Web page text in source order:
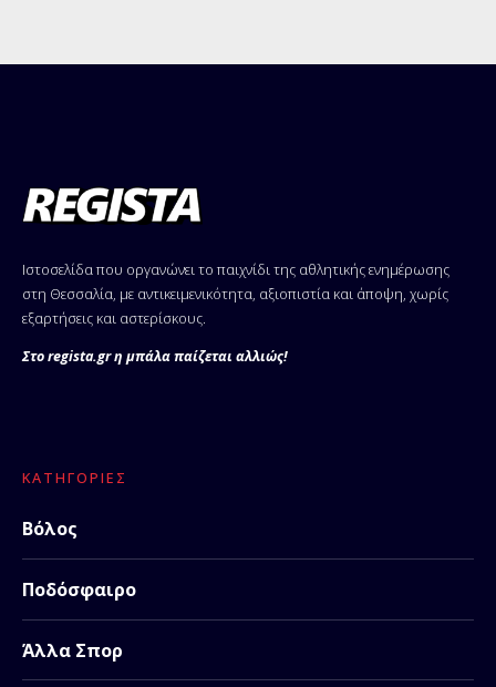
Ιστοσελίδα που οργανώνει το παιχνίδι της αθλητικής ενημέρωσης
στη Θεσσαλία, με αντικειμενικότητα, αξιοπιστία και άποψη, χωρίς
εξαρτήσεις και αστερίσκους.
Στο regista.gr η μπάλα παίζεται αλλιώς!
ΚΑΤΗΓΟΡΊΕΣ
Βόλος
Ποδόσφαιρο
Άλλα Σπορ